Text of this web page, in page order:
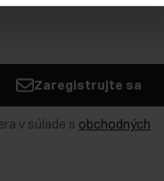
Zaregistrujte sa
v súlade s obchodných